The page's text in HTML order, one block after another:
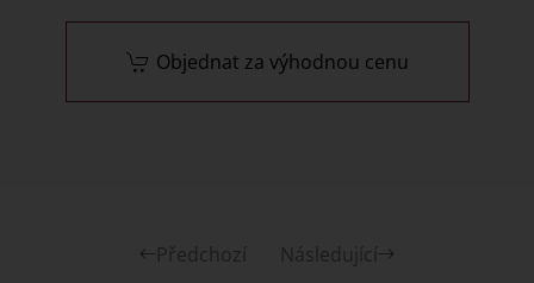
Objednat za výhodnou cenu
Předchozí Následující